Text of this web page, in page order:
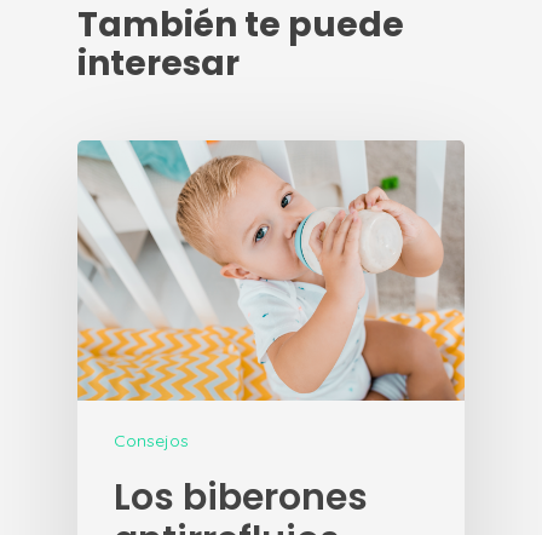
También te puede
interesar
Consejos
Los biberones